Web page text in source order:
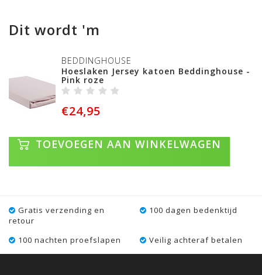
Dit wordt 'm
BEDDINGHOUSE
Hoeslaken Jersey katoen Beddinghouse -
Pink roze
€24,95
TOEVOEGEN AAN WINKELWAGEN
Gratis verzending en
retour
100 dagen bedenktijd
100 nachten proefslapen Veilig achteraf betalen